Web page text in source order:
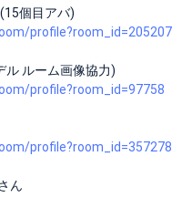
個目アバ)
profile?room_id=205207
ル ルーム画像協力)
profile?room_id=97758
profile?room_id=357278
ん